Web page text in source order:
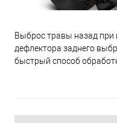
Выброс травы назад при
дефлектора заднего
быстрый способ